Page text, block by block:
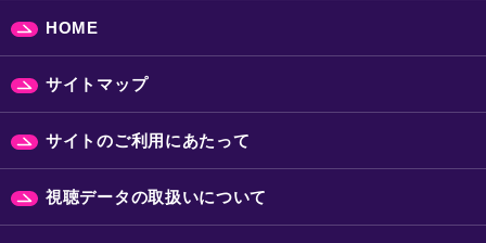
HOME
サイトマップ
サイトのご利用にあたって
視聴データの取扱いについて